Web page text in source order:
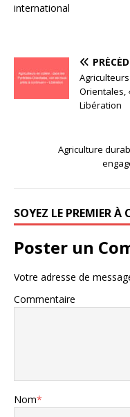
international
Orientales,
Libération
Agriculture
SOYEZ LE PREMIER À
Poster un
Votre adresse de
Commentaire
Nom*